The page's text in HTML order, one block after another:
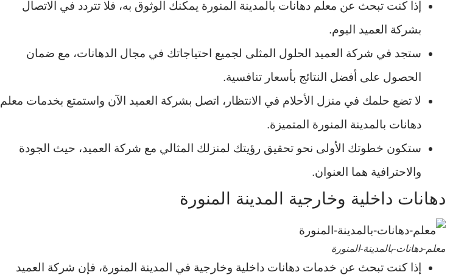
إذا كنت تبحث عن معلم دهانات بالمدينة المنورة يمكنك الوثوق به، فلا تتردد في الاتصال
بشركة العميد اليوم.
ستجد في شركة العميد الحلول المثلى لجميع احتياجاتك في مجال الدهانات، مع ضمان
الحصول على أفضل النتائج بأسعار تنافسية.
لا تضع حلمك في منزل الأحلام في الانتظار، اتصل بشركة العميد الآن واستمتع بخدمات معلم
دهانات بالمدينة المنورة المتميزة.
ستكون خطوتك الأولى نحو تحقيق رؤيتك لمنزلك المثالي مع شركة العميد، حيث الجودة
والاحترافية هما العنوان.
دهانات داخلية وخارجية المدينة المنورة
معلم-دهانات-بالمدينة-المنورة
إذا كنت تبحث عن خدمات دهانات داخلية وخارجية في المدينة المنورة، فإن شركة العميد